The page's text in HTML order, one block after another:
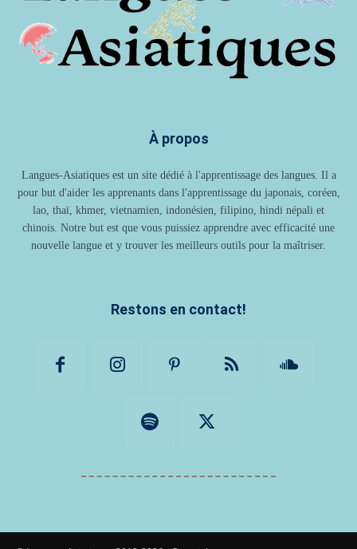
À propos
Langues-Asiatiques est un site dédié à l'apprentissage des langues. Il a
pour but d'aider les apprenants dans l'apprentissage du japonais, coréen,
lao, thaï, khmer, vietnamien, indonésien, filipino, hindi népali et
chinois. Notre but est que vous puissiez apprendre avec efficacité une
nouvelle langue et y trouver les meilleurs outils pour la maîtriser.
Restons en contact!